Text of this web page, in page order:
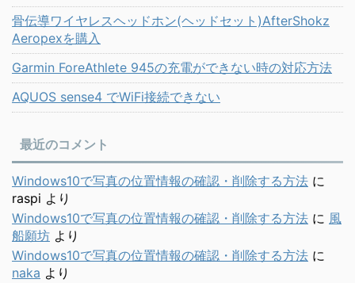
骨伝導ワイヤレスヘッドホン(ヘッドセット)AfterShokz
Aeropexを購入
Garmin ForeAthlete 945の充電ができない時の対応方法
AQUOS sense4 でWiFi接続できない
最近のコメント
Windows10で写真の位置情報の確認・削除する方法 に
raspi より
Windows10で写真の位置情報の確認・削除する方法 に 風
船願坊 より
Windows10で写真の位置情報の確認・削除する方法 に
naka より